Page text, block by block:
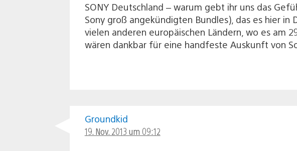
SONY Deutschland – warum gebt ihr uns das
Sony groß angekündigten Bundles), das es hier
vielen anderen europäischen Ländern, wo es am
wären dankbar für eine handfeste Auskunft von
Groundkid
19. Nov. 2013 um 09:12